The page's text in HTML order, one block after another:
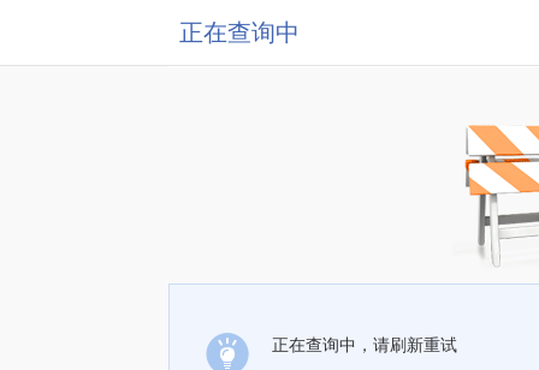
正在查询中
正在查询中，请刷新重试